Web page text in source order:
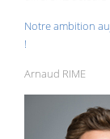
Notre ambition
!
Arnaud RIME